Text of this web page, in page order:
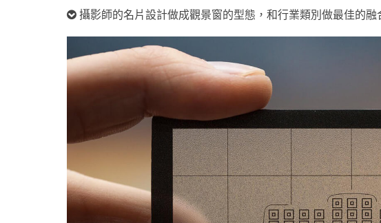
攝影師的名片設計做成觀景窗的型態，和行業類別做最佳的融